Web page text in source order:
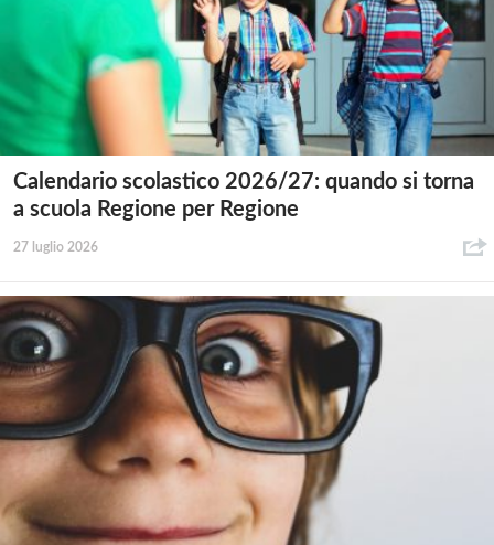
Calendario scolastico 2026/27: quando si torna
a scuola Regione per Regione
27 luglio 2026